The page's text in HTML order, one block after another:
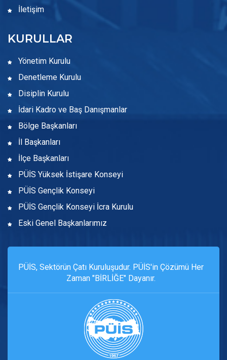
İletişim
KURULLAR
Yönetim Kurulu
Denetleme Kurulu
Disiplin Kurulu
İdari Kadro ve Baş Danışmanlar
Bölge Başkanları
İl Başkanları
İlçe Başkanları
PÜİS Yüksek İstişare Konseyi
PÜİS Gençlik Konseyi
PÜİS Gençlik Konseyi İcra Kurulu
Eski Genel Başkanlarımız
PÜİS, Sektörün Çatı Kuruluşudur. PÜİS'in Çözümü Her
Zaman "BİRLİĞE" Dayanır.